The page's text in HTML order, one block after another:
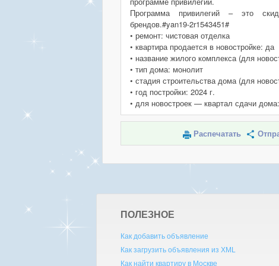
Программа привилегий – это
брендов.#yan19-2r1543451#
• ремонт: чистовая отделка
• квартира продается в новостройке: да
• название жилого комплекса (для
• тип дома: монолит
• стадия строительства дома (для
• год постройки: 2024 г.
• для новостроек — квартал сдачи
Распечатать
ПОЛЕЗНОЕ
Как добавить объявление
Как загрузить объявления из XML
Как найти квартиру в Москве